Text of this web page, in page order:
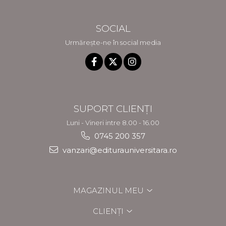
SOCIAL
Urmărește-ne în social media
SUPORT CLIENȚI
Luni - Vineri intre 8.00 - 16.00
0745 200 357
vanzari@editurauniversitara.ro
MAGAZINUL MEU
CLIENȚI